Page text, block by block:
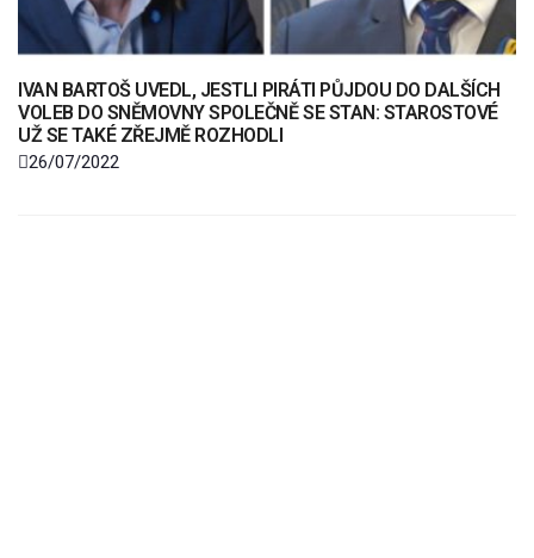
IVAN BARTOŠ UVEDL, JESTLI PIRÁTI PŮJDOU DO DALŠÍCH
VOLEB DO SNĚMOVNY SPOLEČNĚ SE STAN: STAROSTOVÉ
UŽ SE TAKÉ ZŘEJMĚ ROZHODLI
26/07/2022